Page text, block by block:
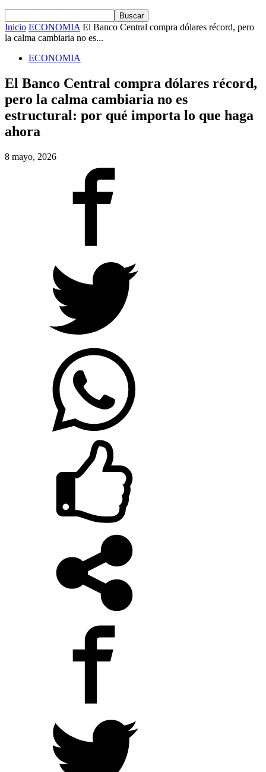
Inicio ECONOMIA El Banco Central compra dólares récord, pero
la calma cambiaria no es...
ECONOMIA
El Banco Central compra dólares récord,
pero la calma cambiaria no es
estructural: por qué importa lo que haga
ahora
8 mayo, 2026